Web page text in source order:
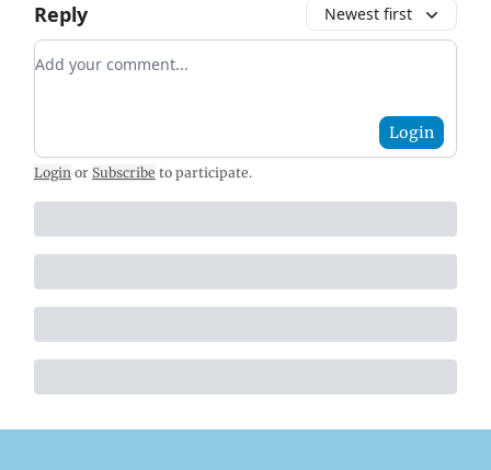
Reply Newest first
Add your comment
Login
Login or Subscribe to participate.